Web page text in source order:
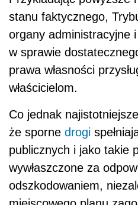
stanu faktycznego,
organy administracyjne
w sprawie
prawa własności
właścicielom.
Co jednak
że sporne drogi
publicznych i jako takie
wywłaszczone za
odszkodowaniem,